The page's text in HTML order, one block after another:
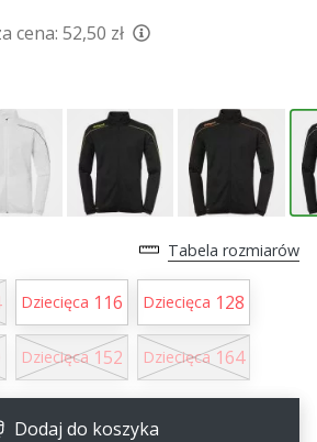
cena: 52,50 zł
Tabela rozmiarów
Dziecięca 116 Dziecięca 128
Dziecięca 152 Dziecięca 164
Dodaj do koszyka